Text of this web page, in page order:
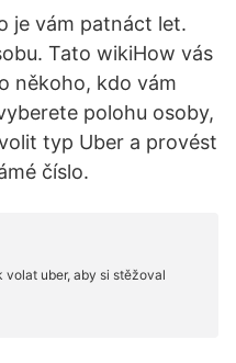
je vám patnáct let.
Tato wikiHow vás
někoho, kdo vám
polohu osoby,
typ Uber a provést
číslo.